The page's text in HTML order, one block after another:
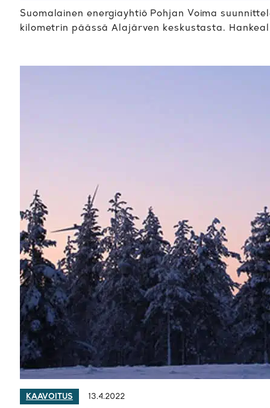
Suomalainen energiayhtiö Pohjan Voima
kilometrin päässä Alajärven keskustasta.
KAAVOITUS 13.4.2022